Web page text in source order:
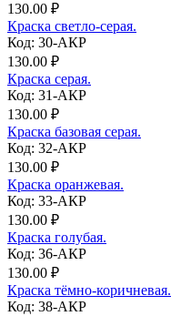
130.00 ₽
Краска светло-серая.
Код: 30-АКР
130.00 ₽
Краска серая.
Код: 31-АКР
130.00 ₽
Краска базовая серая.
Код: 32-АКР
130.00 ₽
Краска оранжевая.
Код: 33-АКР
130.00 ₽
Краска голубая.
Код: 36-АКР
130.00 ₽
Краска тёмно-коричневая.
Код: 38-АКР